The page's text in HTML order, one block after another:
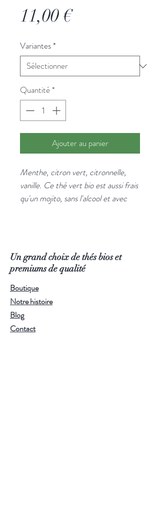
11,00 €Prix
Variantes*
Quantité*
Ajouter au panier
Menthe, citron vert, citronnelle,
vanille. Ce thé vert bio est aussi frais
qu'un mojito, sans l'alcool et avec
essentielle de citron vert*, menthe*,
souci*, arômes naturels de citron et
menthe, extrait de vanille*. *Issu de
l'agriculture biologique.
Infusion :70-80°C — 2-3 minutes.
Utilisez de l'eau filtrée ou de source
pour préserver toute la finesse des
Un grand choix de thés bios et
premiums de qualité
Boutique
Notre histoire
Blog
Contact